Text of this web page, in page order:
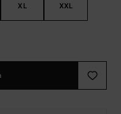
XL XXL